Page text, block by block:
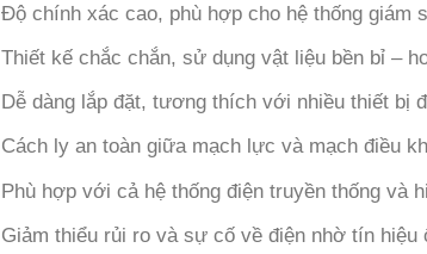
Độ chính xác cao, phù hợp cho hệ thống giám
Thiết kế chắc chắn, sử dụng vật liệu bền bỉ –
Dễ dàng lắp đặt, tương thích với nhiều thiết bị
Cách ly an toàn giữa mạch lực và mạch điều
Phù hợp với cả hệ thống điện truyền thống và
Giảm thiểu rủi ro và sự cố về điện nhờ tín hiệu